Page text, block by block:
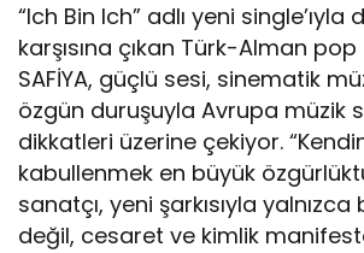
“Ich Bin Ich” adlı yeni single’ıyla
karşısına çıkan Türk-Alman pop
SAFİYA, güçlü sesi, sinematik
özgün duruşuyla Avrupa müzik
dikkatleri üzerine çekiyor.
kabullenmek en büyük
sanatçı, yeni şarkısıyla
değil, cesaret ve kimlik